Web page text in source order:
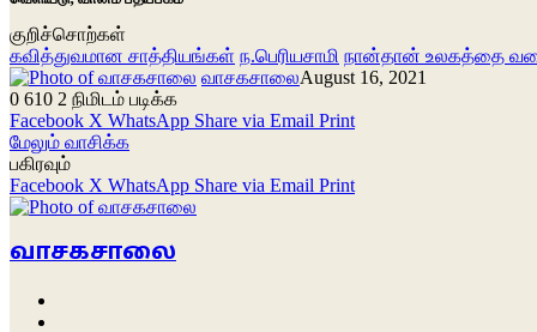
குறிச்சொற்கள்
கவித்துவமான சாத்தியங்கள் ந.பெரியசாமி நான்தான் உலகத்தை
வாசகசாலைAugust 16, 2021
0 610 2 நிமிடம் படிக்க
Facebook X WhatsApp Share via Email Print
மேலும் வாசிக்க
பகிரவும்
Facebook X WhatsApp Share via Email Print
வாசகசாலை